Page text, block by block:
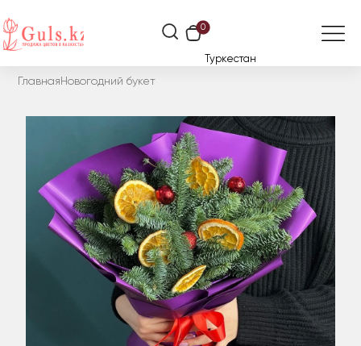
0
Туркестан
Главная Новогодний букет